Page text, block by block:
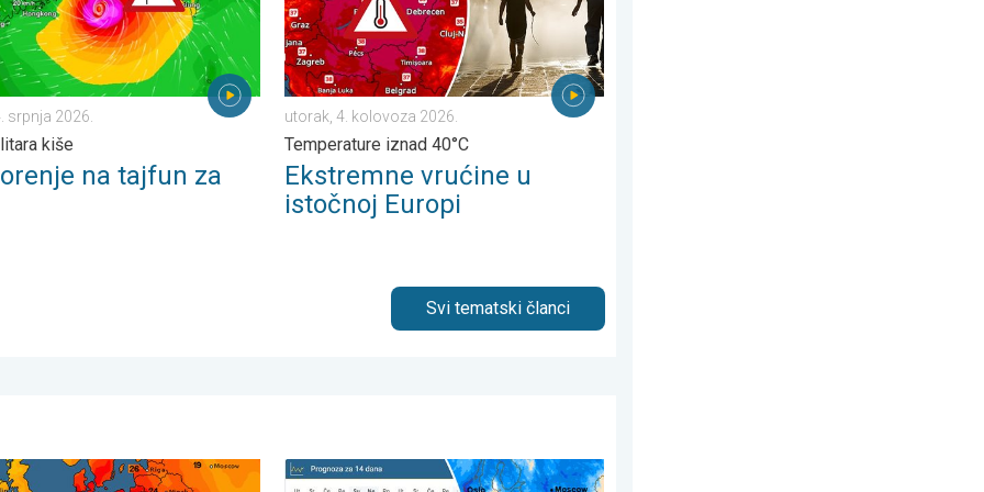
srpnja 2026.
kiše
na tajfun za
utorak, 4. kolovoza 2026.
Temperature iznad 40°C
Ekstremne vrućine u
istočnoj Europi
Svi tematski članci
četvrtak, 6. kolovoza 2026.
još pljuskovi, pa stabilno. Porast temperature. . . ponedjeljak, 27. srpnja 2026.
Ljeto u punom sjaju – Sunce i vruće. Većinom stabilno. . . utorak, 28. srpnja 2026.